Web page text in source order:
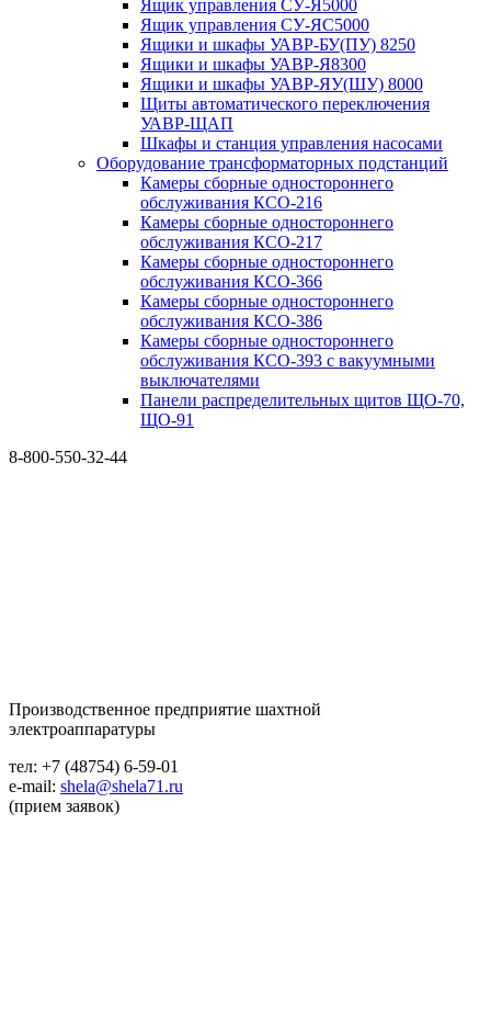
Ящик управления СУ-Я5000
Ящик управления СУ-ЯС5000
Ящики и шкафы УАВР-БУ(ПУ) 8250
Ящики и шкафы УАВР-Я8300
Ящики и шкафы УАВР-ЯУ(ШУ) 8000
Щиты автоматического переключения
УАВР-ЩАП
Шкафы и станция управления насосами
Оборудование трансформаторных подстанций
Камеры сборные одностороннего
обслуживания КСО-216
Камеры сборные одностороннего
обслуживания КСО-217
Камеры сборные одностороннего
обслуживания КСО-366
Камеры сборные одностороннего
обслуживания КСО-386
Камеры сборные одностороннего
обслуживания КСО-393 с вакуумными
выключателями
Панели распределительных щитов ЩО-70,
ЩО-91
8-800-550-32-44
Производственное предприятие шахтной
электроаппаратуры
тел: +7 (48754) 6-59-01
e-mail: shela@shela71.ru
(прием заявок)